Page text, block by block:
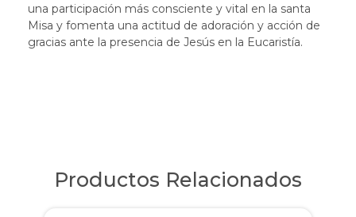
una participación más consciente y vital en la santa
Misa y fomenta una actitud de adoración y acción de
gracias ante la presencia de Jesús en la Eucaristía.
Productos Relacionados